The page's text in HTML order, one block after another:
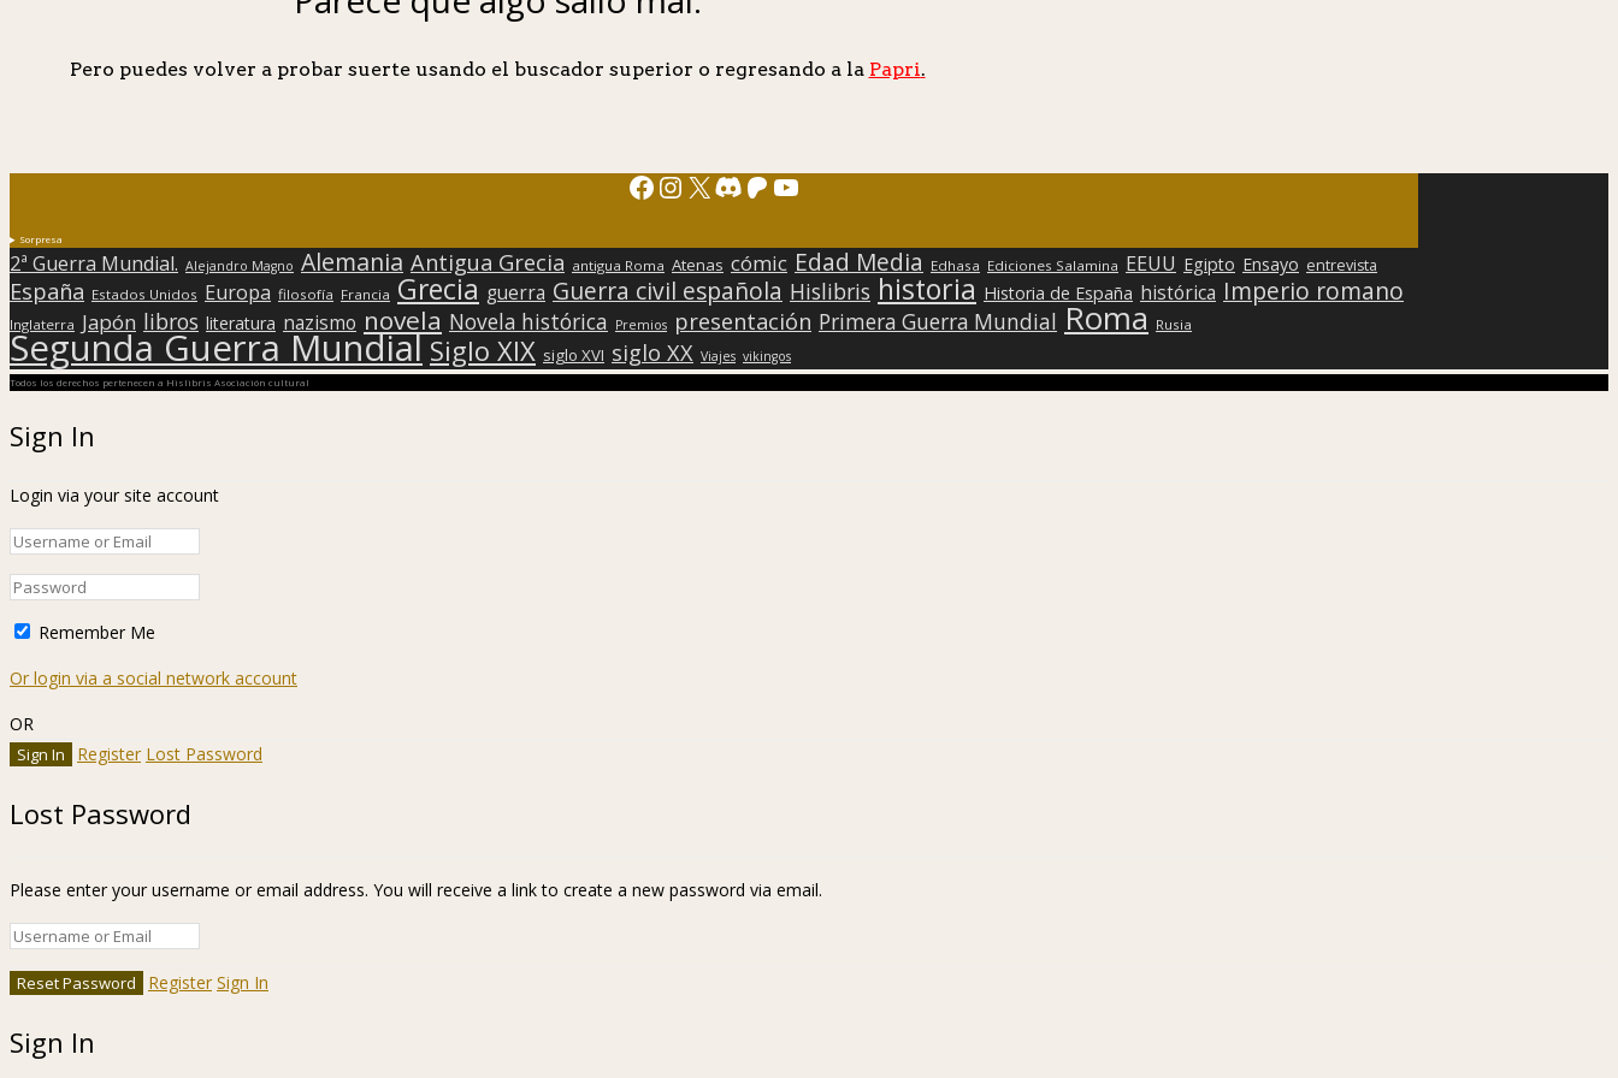
Pero puedes volver a probar suerte usando el buscador superior o regresando a la Papri.
Facebook
Instagram
X Discord
Patreon
YouTube
Sorpresa
2ª Guerra Mundial. Alejandro Magno Alemania Antigua Grecia antigua Roma Atenas cómic Edad Media Edhasa Ediciones Salamina EEUU Egipto Ensayo entrevista
España Estados Unidos Europa filosofía Francia Grecia guerra Guerra civil española Hislibris historia Historia de España histórica Imperio romano
Inglaterra Japón libros literatura nazismo novela Novela histórica Premios presentación Primera Guerra Mundial Roma Rusia
Segunda Guerra Mundial Siglo XIX siglo XVI siglo XX Viajes vikingos
Todos los derechos pertenecen a Hislibris Asociación cultural
Sign In
Login via your site account
Remember Me
Or login via a social network account
OR
Register Lost Password
Lost Password
Please enter your username or email address. You will receive a link to create a new password via email.
Register Sign In
Sign In